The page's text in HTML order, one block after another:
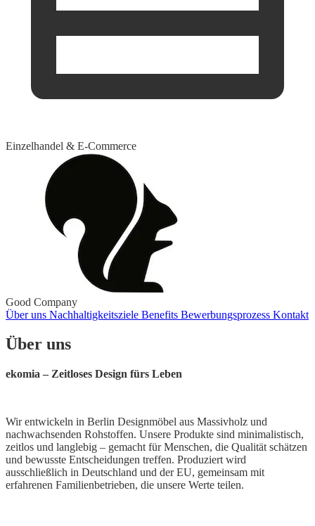
Einzelhandel & E-Commerce
Good Company
Über uns Nachhaltigkeitsziele Benefits Bewerbungsprozess Kontakt
Über uns
ekomia – Zeitloses Design fürs Leben
Wir entwickeln in Berlin Designmöbel aus Massivholz und
nachwachsenden Rohstoffen. Unsere Produkte sind minimalistisch,
zeitlos und langlebig – gemacht für Menschen, die Qualität schätzen
und bewusste Entscheidungen treffen. Produziert wird
ausschließlich in Deutschland und der EU, gemeinsam mit
erfahrenen Familienbetrieben, die unsere Werte teilen.